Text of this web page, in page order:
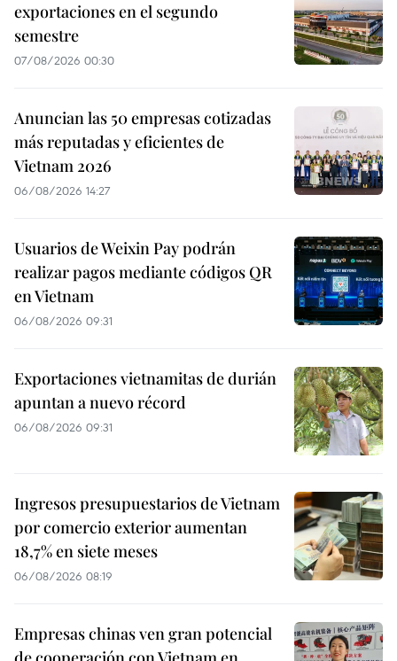
exportaciones en el segundo
semestre
07/08/2026 00:30
Anuncian las 50 empresas cotizadas
más reputadas y eficientes de
Vietnam 2026
06/08/2026 14:27
Usuarios de Weixin Pay podrán
realizar pagos mediante códigos QR
en Vietnam
06/08/2026 09:31
Exportaciones vietnamitas de durián
apuntan a nuevo récord
06/08/2026 09:31
Ingresos presupuestarios de Vietnam
por comercio exterior aumentan
18,7% en siete meses
06/08/2026 08:19
Empresas chinas ven gran potencial